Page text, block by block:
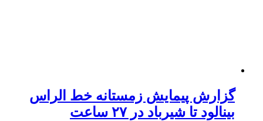
گزارش پیمایش زمستانه خط الراس
بینالود تا شیرباد در ۲۷ ساعت